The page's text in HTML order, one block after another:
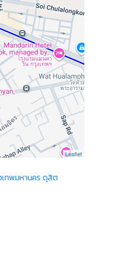
Leaflet
ทพมหานคร ดุสิต